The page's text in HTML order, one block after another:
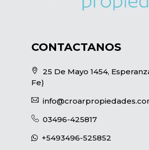
CONTACTANOS
25 De Mayo 1454,
Fe)
03496-425817
+5493496-525852